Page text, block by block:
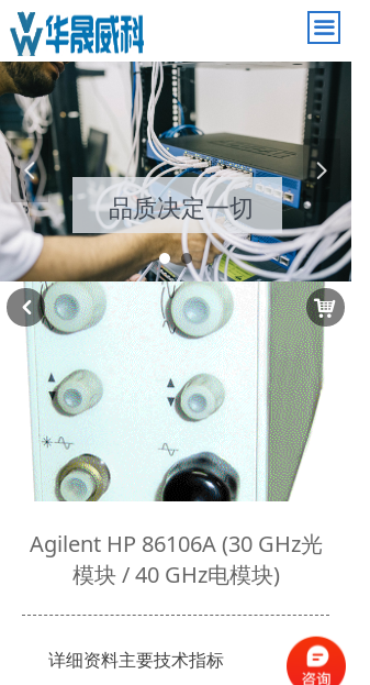
끀
品质决定一切
넳 넲
Agilent HP 86106A (30 GHz光
模块 / 40 GHz电模块)
详细资料主要技术指标
낙
낒